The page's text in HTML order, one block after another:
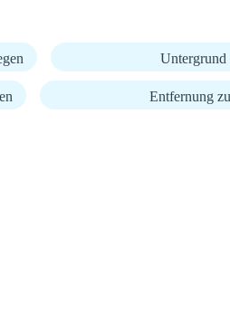
Untergrund
Entfernung